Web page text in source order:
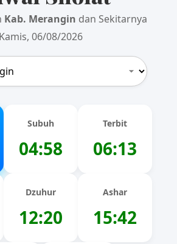
Kab. Merangin dan Sekitarnya
Kamis, 06/08/2026
Subuh
04:58
Terbit
06:13
Dzuhur
12:20
Ashar
15:42